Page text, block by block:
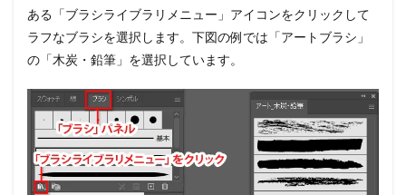
ある「ブラシライブラリメニュー」アイコンをクリックして
ラフなブラシを選択します。下図の例では「アートブラシ」
の「木炭・鉛筆」を選択しています。